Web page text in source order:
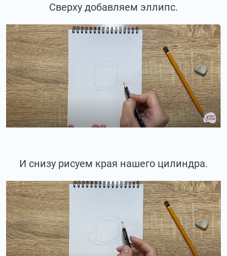
Сверху добавляем эллипс.
И снизу рисуем края нашего цилиндра.